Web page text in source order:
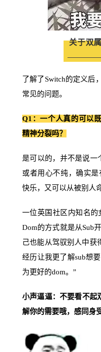
关于双
了解了Switch的定义后
常见的问题。
Q1：一个人真的可以
精神分裂吗？
是可以的，并不是说一
或者用心不纯，确实
快乐，又可以从被别人
一位英国社区内知名的
Dom的方式就是从Sub
己也能从驾驭别人中获
经历让我更了解sub想
为更好的dom。”
小声逼逼：不要看不起
解你的需要哦，感同身